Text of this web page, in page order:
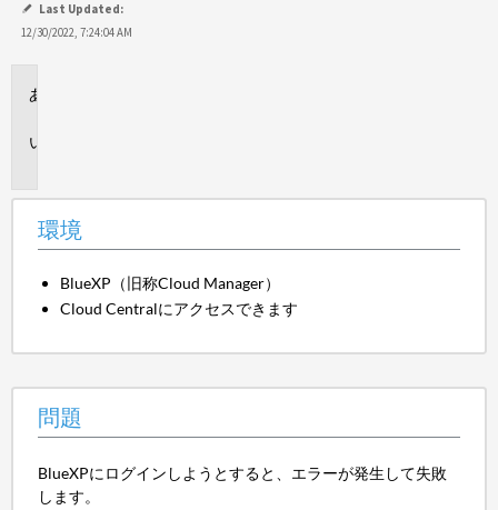
Last Updated:
12/30/2022, 7:24:04 AM
環境
BlueXP（旧称Cloud Manager）
Cloud Centralにアクセスできます
問題
BlueXPにログインしようとすると、エラーが発生して失敗
します。